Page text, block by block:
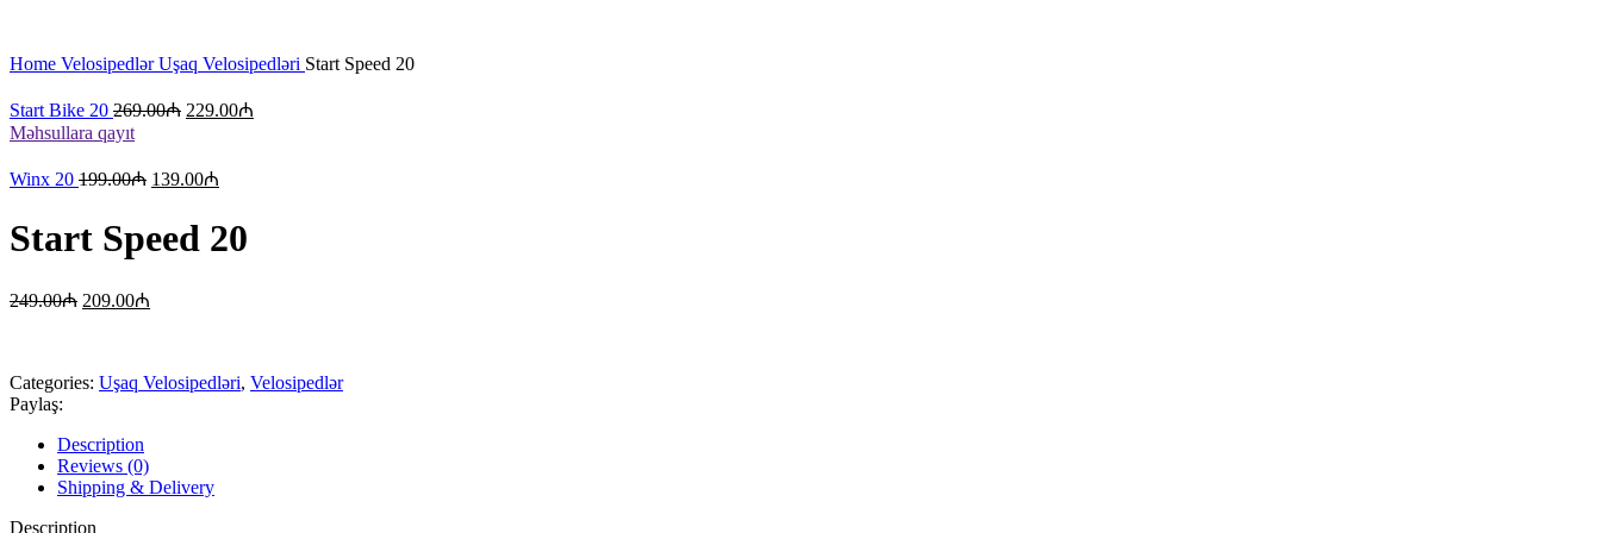
Home VelosipedlərUşaq Velosipedləri Start Speed 20
Start Bike 20 269.00₼ 229.00₼
Məhsullara qayıt
Winx 20 199.00₼ 139.00₼
Start Speed 20
249.00₼ 209.00₼
Categories: Uşaq Velosipedləri, Velosipedlər
Paylaş:
Description
Reviews (0)
Shipping & Delivery
Description